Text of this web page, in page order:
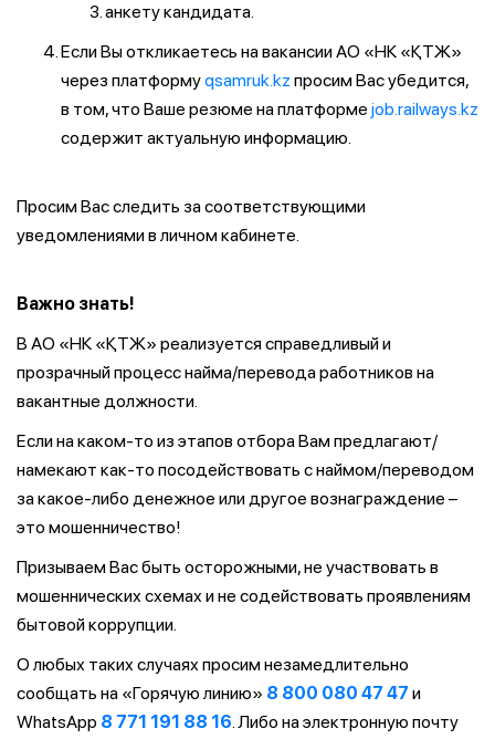
анкету кандидата.
Если Вы откликаетесь на вакансии АО «НК «ҚТЖ»
через платформуqsamruk.kz просим Вас убедится,
в том, что Ваше резюме на платформе job.railways.kz
содержит актуальную информацию.
Просим Вас следить за соответствующими
уведомлениями в личном кабинете.
Важно знать!
В АО «НК «ҚТЖ» реализуется справедливый и
прозрачный процесс найма/перевода работников на
вакантные должности.
Если на каком-то из этапов отбора Вам предлагают/
намекают как-то посодействовать с наймом/переводом
за какое-либо денежное или другое вознаграждение –
это мошенничество!
Призываем Вас быть осторожными, не участвовать в
мошеннических схемах и не содействовать проявлениям
бытовой коррупции.
О любых таких случаях просим незамедлительно
сообщать на «Горячую линию» 8 800 080 47 47 и
WhatsApp 8 771 191 88 16. Либо на электронную почту